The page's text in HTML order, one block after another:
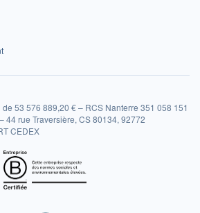
53 576 889,20 € – RCS Nanterre 351 058 151
44 rue Traversière, CS 80134, 92772
CEDEX